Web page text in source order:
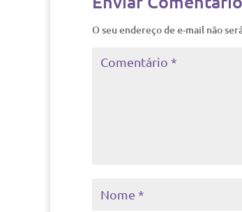
O seu endereço de e-mail não